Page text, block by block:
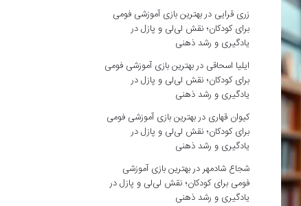
زری قرایی دربهترین بازی آموزشی فومی
برای کودکان؛ نقش لی‌لی و پازل در
یادگیری و رشد ذهنی
ایلیا اسحاقی دربهترین بازی آموزشی فومی
برای کودکان؛ نقش لی‌لی و پازل در
یادگیری و رشد ذهنی
کیوان قهاری دربهترین بازی آموزشی فومی
برای کودکان؛ نقش لی‌لی و پازل در
یادگیری و رشد ذهنی
شجاع شادمهردربهترین بازی آموزشی
فومی برای کودکان؛ نقش لی‌لی و پازل در
یادگیری و رشد ذهنی